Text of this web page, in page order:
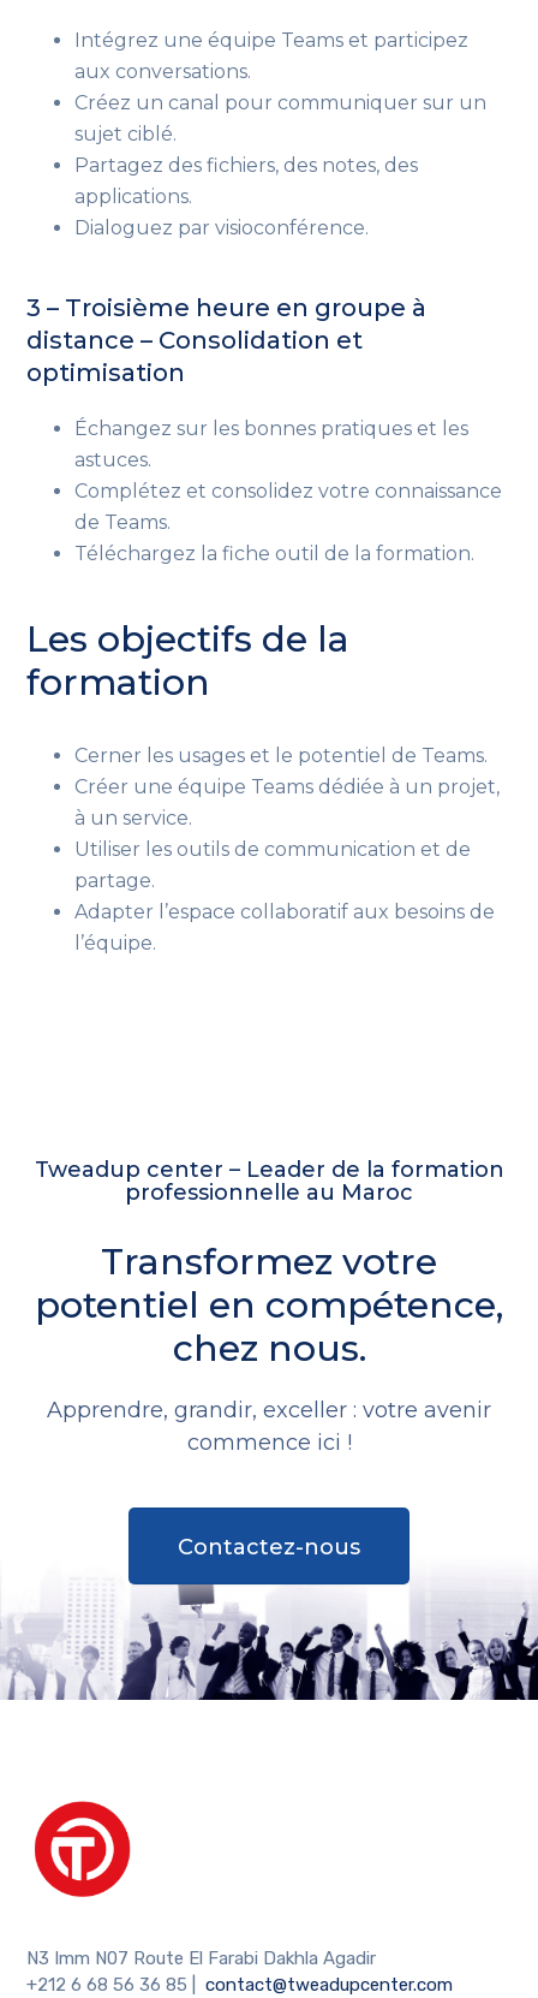
Intégrez une équipe Teams et participez
aux conversations.
Créez un canal pour communiquer sur un
sujet ciblé.
Partagez des fichiers, des notes, des
applications.
Dialoguez par visioconférence.
3 – Troisième heure en groupe à
distance – Consolidation et
optimisation
Échangez sur les bonnes pratiques et les
astuces.
Complétez et consolidez votre connaissance
de Teams.
Téléchargez la fiche outil de la formation.
Les objectifs de la
formation
Cerner les usages et le potentiel de Teams.
Créer une équipe Teams dédiée à un projet,
à un service.
Utiliser les outils de communication et de
partage.
Adapter l’espace collaboratif aux besoins de
l’équipe.
Tweadup center – Leader de la formation
professionnelle au Maroc
Transformez votre
potentiel en compétence,
chez nous.
Apprendre, grandir, exceller : votre avenir
commence ici !
Contactez-nous
N3 Imm N07 Route El Farabi Dakhla Agadir
+212 6 68 56 36 85
|contact@tweadupcenter.com